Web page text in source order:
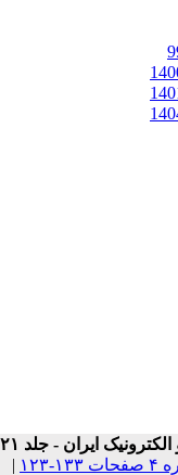
دوره ۲۱، شماره ۴ - ( مجله مهندسی برق و الکترونیک ایران - جلد ۲۱
|